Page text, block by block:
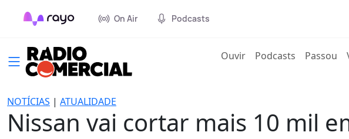
On Air Podcasts
Ouvir(current)
Podcasts Passou
NOTÍCIAS | ATUALIDADE
Nissan vai cortar mais 10 mil